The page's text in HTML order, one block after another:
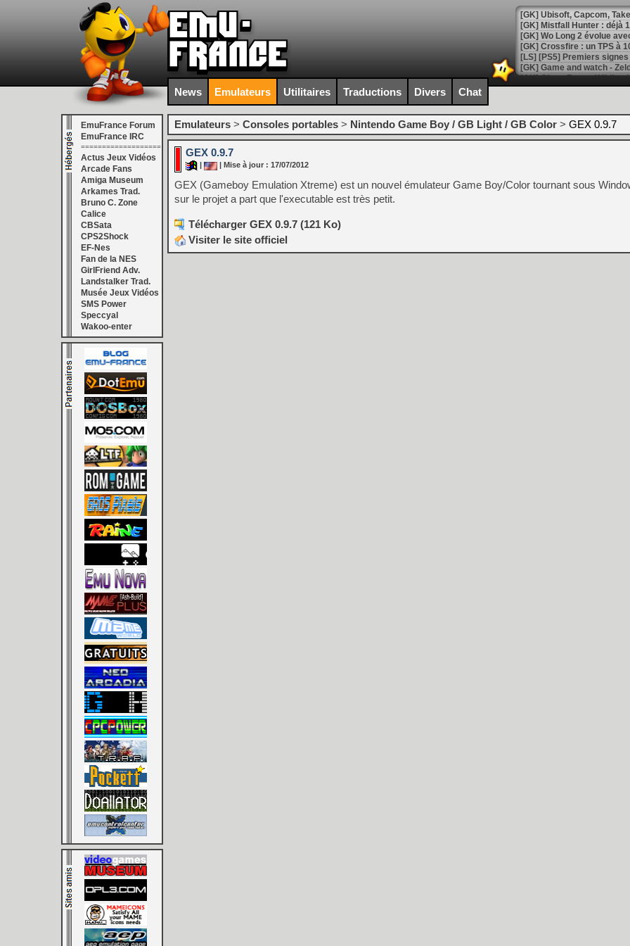
[GK] Mistfall Hunter : déjà
[GK] Wo Long 2 évolue
[GK] Crossfire : un TPS à
[LS] [PS5] Premiers
[Mo5] DOOM arrive en
[GK] Bethesda fête les 30
[GK] Roblox : l'action en
[GK] Agenda - GeForce
[LS] [PS5] ps5-y2jb-
[GK] Pourquoi Marvel
[GK] Test : Restory : Chill
[GK] GTA 6 : Rockstar
[GK] Hot Wheels Infinite
[GK] Mémoire cash -
[GK] Résultats Nintendo :
[GK] Déjà des
[Mo5] Brickboy cherche à
[GK] Minecraft et ses «
[GK] Beast of
[GK] Mémoire cash -
[GK] Dan Houser (GTA)
[GK] Comment EA Sports
[GK] Crimson Moon : un
[GK] Isle of Reveries : le
[GK] Moonlighter 2 : The
[GK] Capcom relance
[Mo5] Deux inédits du
News Emulateurs Utilitaires Traductions Divers Chat
EmuFrance Forum
EmuFrance IRC
===================
Actus Jeux Vidéos
Arcade Fans
Amiga Museum
Arkames Trad.
Bruno C. Zone
Calice
CBSata
CPS2Shock
EF-Nes
Fan de la NES
GirlFriend Adv.
Landstalker Trad.
Musée Jeux Vidéos
SMS Power
Speccyal
Wakoo-enter
Emulateurs > Consoles portables > Nintendo Game Boy / GB Light / GB Color > GEX 0.9.7
GEX 0.9.7
| Mise à jour : 17/07/2012
GEX (Gameboy Emulation Xtreme) est un nouvel émulateur Game Boy/Color tournant sous
sur le projet a part que l'executable est très petit.
Télécharger GEX 0.9.7 (121 Ko)
Visiter le site officiel